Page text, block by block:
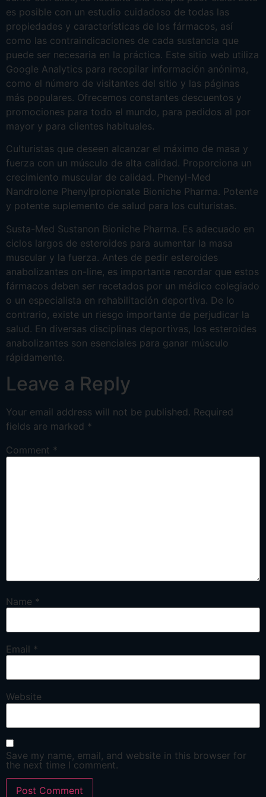
es posible con un estudio cuidadoso de todas las
propiedades y características de los fármacos, así
como las contraindicaciones de cada sustancia que
puede ser necesaria en la práctica. Este sitio web utiliza
Google Analytics para recopilar información anónima,
como el número de visitantes del sitio y las páginas
más populares. Ofrecemos constantes descuentos y
promociones para todo el mundo, para pedidos al por
mayor y para clientes habituales.
Culturistas que deseen alcanzar el máximo de masa y
fuerza con un músculo de alta calidad. Proporciona un
crecimiento muscular de calidad. Phenyl-Med
Nandrolone Phenylpropionate Bioniche Pharma. Potente
y potente suplemento de salud para los culturistas.
Susta-Med Sustanon Bioniche Pharma. Es adecuado en
ciclos largos de esteroides para aumentar la masa
muscular y la fuerza. Antes de pedir esteroides
anabolizantes on-line, es importante recordar que estos
fármacos deben ser recetados por un médico colegiado
o un especialista en rehabilitación deportiva. De lo
contrario, existe un riesgo importante de perjudicar la
salud. En diversas disciplinas deportivas, los esteroides
anabolizantes son esenciales para ganar músculo
rápidamente.
Leave a Reply
Your email address will not be published. Required
fields are marked *
Comment *
Name *
Email *
Website
Save my name, email, and website in this browser for
the next time I comment.